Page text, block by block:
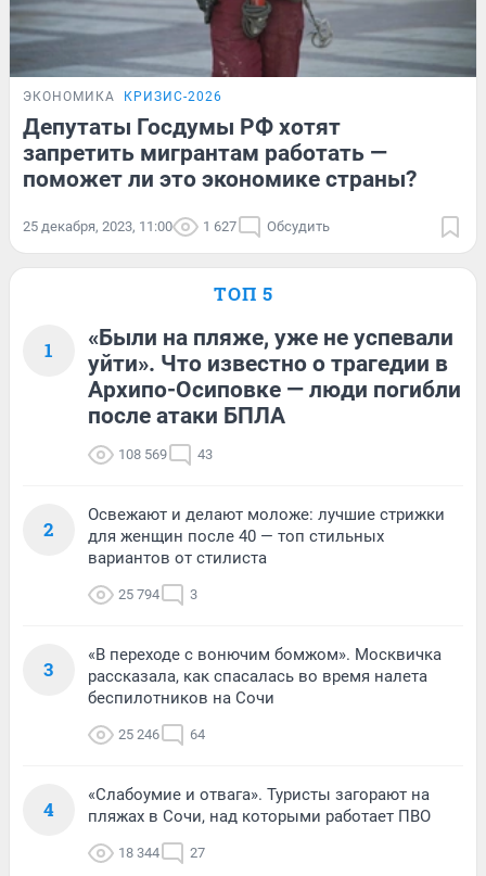
ЭКОНОМИКА КРИЗИС-2026
Депутаты Госдумы РФ хотят
запретить мигрантам работать —
поможет ли это экономике страны?
25 декабря, 2023, 11:00 1 627 Обсудить
ТОП 5
1
«Были на пляже, уже не успевали
уйти». Что известно о трагедии в
Архипо-Осиповке — люди погибли
после атаки БПЛА
108 569 43
2
Освежают и делают моложе: лучшие стрижки
для женщин после 40 — топ стильных
вариантов от стилиста
25 794 3
3
«В переходе с вонючим бомжом». Москвичка
рассказала, как спасалась во время налета
беспилотников на Сочи
25 246 64
4
«Слабоумие и отвага». Туристы загорают на
пляжах в Сочи, над которыми работает ПВО
18 344 27